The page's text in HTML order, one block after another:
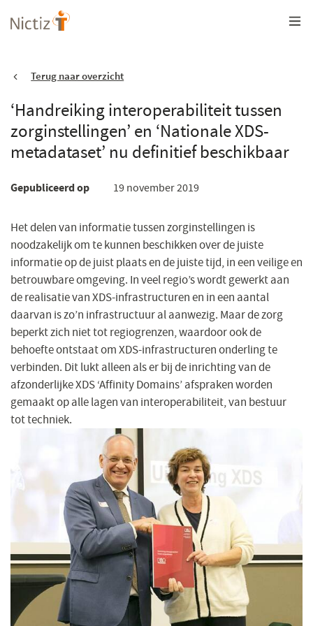
Overslaan
en
gaanTerug naar overzicht
‘Handreiking interoperabiliteit tussen
zorginstellingen’ en ‘Nationale XDS-
metadataset’ nu definitief beschikbaar
Gepubliceerd op 19 november 2019
Het delen van informatie tussen zorginstellingen is
noodzakelijk om te kunnen beschikken over de juiste
informatie op de juist plaats en de juiste tijd, in een veilige en
betrouwbare omgeving. In veel regio’s wordt gewerkt aan
de realisatie van XDS-infrastructuren en in een aantal
daarvan is zo’n infrastructuur al aanwezig. Maar de zorg
beperkt zich niet tot regiogrenzen, waardoor ook de
behoefte ontstaat om XDS-infrastructuren onderling te
verbinden. Dit lukt alleen als er bij de inrichting van de
afzonderlijke XDS ‘Affinity Domains’ afspraken worden
gemaakt op alle lagen van interoperabiliteit, van bestuur
tot techniek.